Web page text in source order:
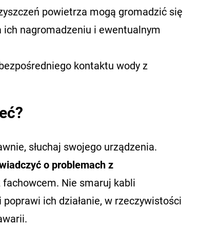
powietrza mogą gromadzić się
ich nagromadzeniu i ewentualnym
kontaktu wody z
słuchaj swojego urządzenia.
o problemach z
Nie smaruj kabli
ich działanie, w rzeczywistości